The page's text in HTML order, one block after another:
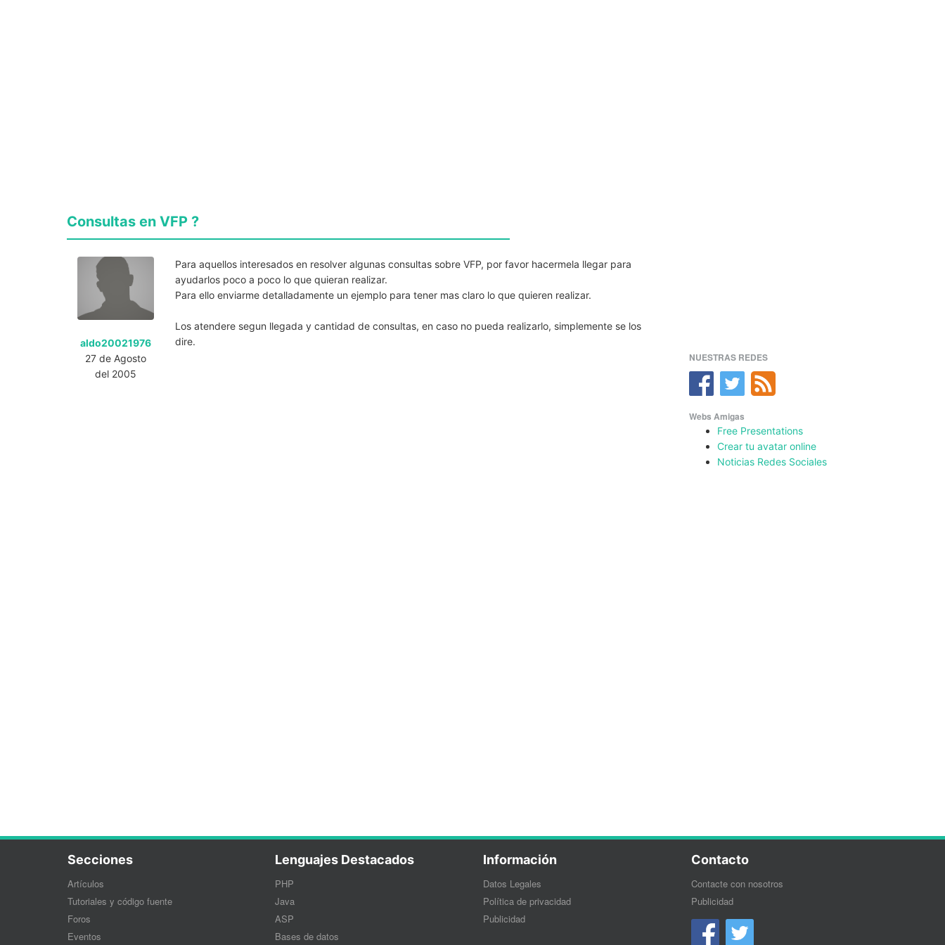
Consultas en VFP ?
aldo20021976
27 de Agosto
del 2005
Para aquellos interesados en resolver algunas consultas sobre VFP, por favor hacermela llegar para
ayudarlos poco a poco lo que quieran realizar.
Para ello enviarme detalladamente un ejemplo para tener mas claro lo que quieren realizar.
Los atendere segun llegada y cantidad de consultas, en caso no pueda realizarlo, simplemente se los
dire.
NUESTRAS REDES
Webs Amigas
Free Presentations
Crear tu avatar online
Noticias Redes Sociales
Secciones
Artículos
Tutoriales y código fuente
Foros
Eventos
Lenguajes Destacados
PHP
Java
ASP
Bases de datos
Información
Datos Legales
Política de privacidad
Publicidad
Contacto
Contacte con nosotros
Publicidad